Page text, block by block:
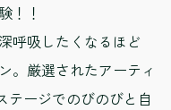
！！
呼吸したくなるほど
。厳選されたアーティ
テージでのびのびと自